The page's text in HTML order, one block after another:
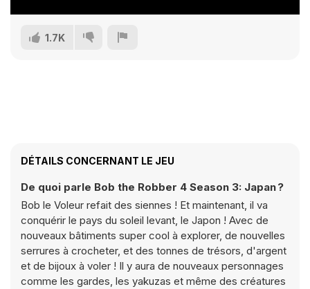
1.7K
DÉTAILS CONCERNANT LE JEU
De quoi parle Bob the Robber 4 Season 3: Japan ?
Bob le Voleur refait des siennes ! Et maintenant, il va
conquérir le pays du soleil levant, le Japon ! Avec de
nouveaux bâtiments super cool à explorer, de nouvelles
serrures à crocheter, et des tonnes de trésors, d'argent
et de bijoux à voler ! Il y aura de nouveaux personnages
comme les gardes, les yakuzas et même des créatures